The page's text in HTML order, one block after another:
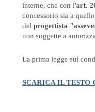
interne, che con l'art.
concessorio sia a
del progettista
non soggette a
La prima legge sul
SCARICA IL TESTO